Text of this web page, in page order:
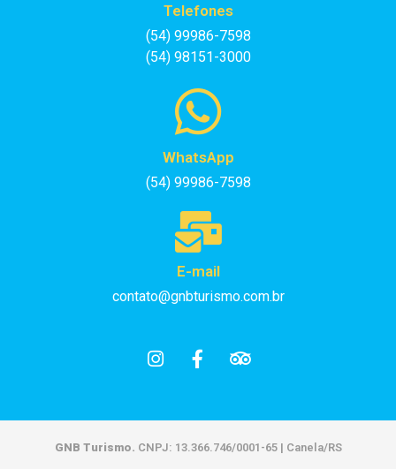
Telefones
(54) 99986-7598
(54) 98151-3000
WhatsApp
(54) 99986-7598
E-mail
contato@gnbturismo.com.br
GNB Turismo. CNPJ: 13.366.746/0001-65 | Canela/RS